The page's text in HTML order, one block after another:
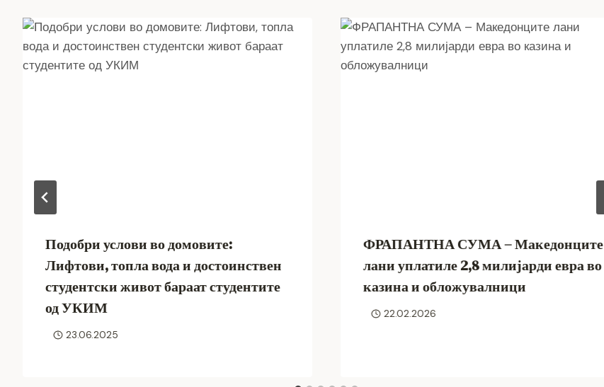
Подобри услови во домовите:
Лифтови, топла вода и достоинствен
студентски живот бараат студентите
од УКИМ
23.06.2025
ФРАПАНТНА СУМА – Македонците
лани уплатиле 2,8 милијарди евра во
казина и обложувалници
22.02.2026